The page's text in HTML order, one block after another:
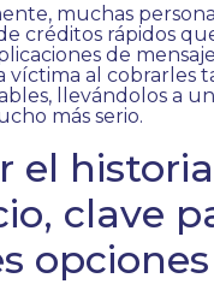
muchas
créditos rápidos
de
víctima al cobrarles
llevándolos a
más serio.
el
clave
opciones